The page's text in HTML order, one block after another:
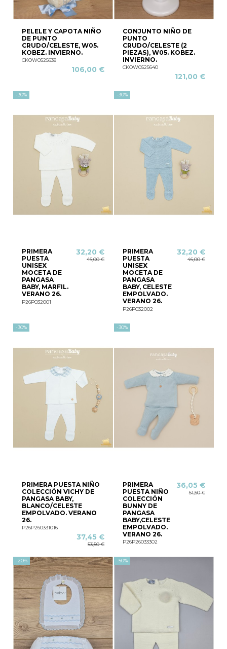
PELELE Y CAPOTA NIÑO
DE PUNTO
CRUDO/CELESTE, W05.
KOBEZ. INVIERNO.
CKOW0525638
106,00 €
CONJUNTO NIÑO DE
PUNTO
CRUDO/CELESTE (2
PIEZAS), W05. KOBEZ.
INVIERNO.
CKOW0525640
121,00 €
-30%
PRIMERA
PUESTA
UNISEX
MOCETA DE
PANGASA
BABY, MARFIL.
VERANO 26.
P26P032001
32,20 €
46,00 €
-30%
PRIMERA
PUESTA
UNISEX
MOCETA DE
PANGASA
BABY, CELESTE
EMPOLVADO.
VERANO 26.
P26P032002
32,20 €
46,00 €
-30%
PRIMERA PUESTA NIÑO
COLECCIÓN VICHY DE
PANGASA BABY,
BLANCO/CELESTE
EMPOLVADO. VERANO
26.
P26P260331016
37,45 €
53,50 €
-30%
PRIMERA
PUESTA NIÑO
COLECCIÓN
BUNNY DE
PANGASA
BABY,CELESTE
EMPOLVADO.
VERANO 26.
P26P26033302
36,05 €
51,50 €
-20% -50%